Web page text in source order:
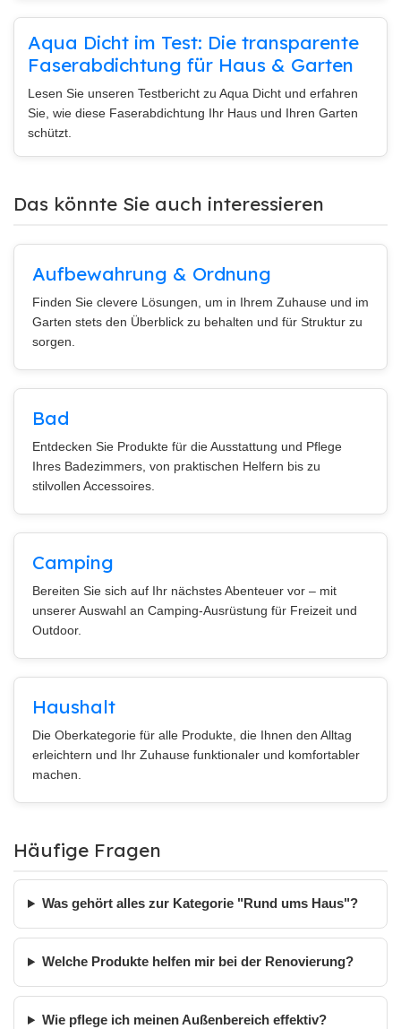
Aqua Dicht im Test: Die transparente
Faserabdichtung für Haus & Garten
Lesen Sie unseren Testbericht zu Aqua Dicht und erfahren
Sie, wie diese Faserabdichtung Ihr Haus und Ihren Garten
schützt.
Das könnte Sie auch interessieren
Aufbewahrung & Ordnung
Finden Sie clevere Lösungen, um in Ihrem Zuhause und im
Garten stets den Überblick zu behalten und für Struktur zu
sorgen.
Bad
Entdecken Sie Produkte für die Ausstattung und Pflege
Ihres Badezimmers, von praktischen Helfern bis zu
stilvollen Accessoires.
Camping
Bereiten Sie sich auf Ihr nächstes Abenteuer vor – mit
unserer Auswahl an Camping-Ausrüstung für Freizeit und
Outdoor.
Haushalt
Die Oberkategorie für alle Produkte, die Ihnen den Alltag
erleichtern und Ihr Zuhause funktionaler und komfortabler
machen.
Häufige Fragen
Was gehört alles zur Kategorie "Rund ums Haus"?
Welche Produkte helfen mir bei der Renovierung?
Wie pflege ich meinen Außenbereich effektiv?